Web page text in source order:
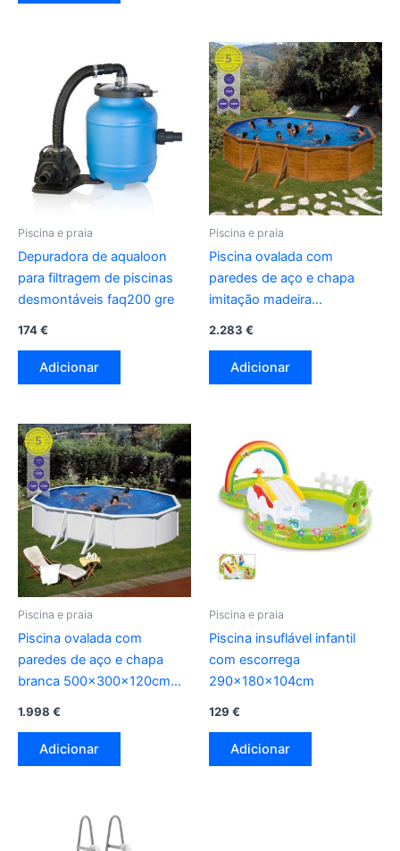
Piscina e praia
Depuradora de aqualoon
para filtragem de piscinas
desmontáveis faq200 gre
174€
Adicionar
Piscina e praia
Piscina ovalada com
paredes de aço e chapa
imitação madeira
2.283 €
Adicionar
Piscina e praia
Piscina ovalada com
paredes de aço e chapa
branca 500x300x120cm
1.998 €
Adicionar
Piscina e praia
Piscina insuflável infantil
com escorrega
290x180x104cm
129 €
Adicionar